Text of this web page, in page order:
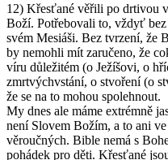
12) Křesťané věřili po drtivou
Boží. Potřebovali to, vždyť
svém Mesiáši. Bez tvrzení, že
by nemohli mít zaručeno, že
víru důležitém (o Ježíšovi, o
zmrtvýchvstání, o stvoření (o
že se na to mohou spolehnout.
My dnes ale máme extrémně
není Slovem Božím, a to ani
věroučných. Bible nemá s
pohádek pro děti. Křesťané